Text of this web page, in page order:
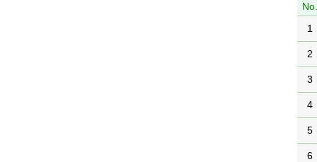
No.
1
2
3
4
5
6